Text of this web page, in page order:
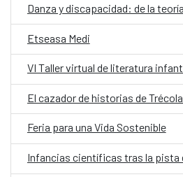
Danza y discapacidad: de la
Etseasa Medi
VI Taller virtual de literatura
El cazador de historias de
Feria para una Vida Sostenible
Infancias científicas tras la pista